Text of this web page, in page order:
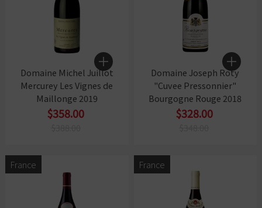
Domaine Michel Juillot
Mercurey Les Vignes de
Maillonge 2019
$358.00
Domaine Joseph Roty
"Cuvee Pressonnier"
Bourgogne Rouge 2018
$328.00
France France